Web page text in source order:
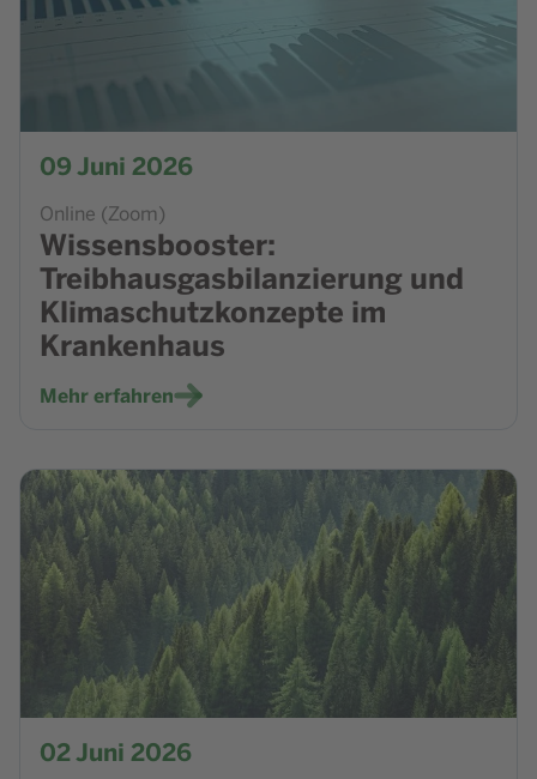
09Juni 2026
Online (Zoom)
Wissensbooster:
Treibhausgasbilanzierung und
Klimaschutzkonzepte im
Krankenhaus
Mehr erfahren
Zur Veranstaltung IHK-Webinar: Neuerungen EUDR (EU
02Juni 2026